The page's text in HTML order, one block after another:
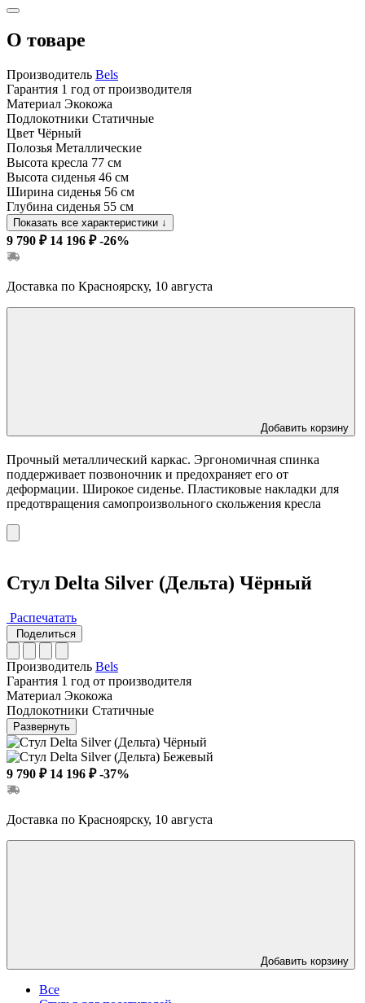
О товаре
Производитель Bels
Гарантия 1 год от производителя
Материал Экокожа
Подлокотники Статичные
Цвет Чёрный
Полозья Металлические
Высота кресла 77 см
Высота сиденья 46 см
Ширина сиденья 56 см
Глубина сиденья 55 см
Показать все характеристики ↓
9 790 ₽ 14 196 ₽ -26%
Доставка по Красноярску, 10 августа
Добавить корзину
Прочный металлический каркас. Эргономичная спинка
поддерживает позвоночник и предохраняет его от
деформации. Широкое сиденье. Пластиковые накладки для
предотвращения самопроизвольного скольжения кресла
Стул Delta Silver (Дельта) Чёрный
Распечатать
Поделиться
Производитель Bels
Гарантия 1 год от производителя
Материал Экокожа
Подлокотники Статичные
Развернуть
9 790 ₽ 14 196 ₽ -37%
Доставка по Красноярску, 10 августа
Добавить корзину
Все